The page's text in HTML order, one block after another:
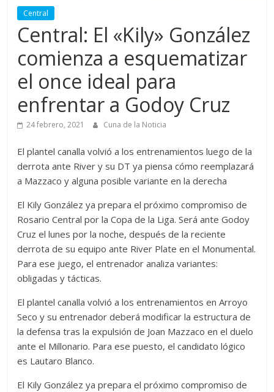
Central
Central: El «Kily» González
comienza a esquematizar
el once ideal para
enfrentar a Godoy Cruz
24 febrero, 2021 Cuna de la Noticia
El plantel canalla volvió a los entrenamientos luego de la
derrota ante River y su DT ya piensa cómo reemplazará
a Mazzaco y alguna posible variante en la derecha
El Kily González ya prepara el próximo compromiso de
Rosario Central por la Copa de la Liga. Será ante Godoy
Cruz el lunes por la noche, después de la reciente
derrota de su equipo ante River Plate en el Monumental.
Para ese juego, el entrenador analiza variantes:
obligadas y tácticas.
El plantel canalla volvió a los entrenamientos en Arroyo
Seco y su entrenador deberá modificar la estructura de
la defensa tras la expulsión de Joan Mazzaco en el duelo
ante el Millonario. Para ese puesto, el candidato lógico
es Lautaro Blanco.
El Kily González ya prepara el próximo compromiso de